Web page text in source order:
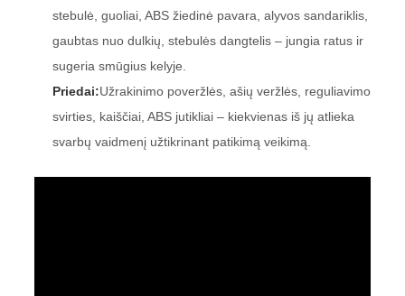
stebulė, guoliai, ABS žiedinė pavara, alyvos sandariklis,
gaubtas nuo dulkių, stebulės dangtelis – jungia ratus ir
sugeria smūgius kelyje.
Priedai:Užrakinimo poveržlės, ašių veržlės, reguliavimo
svirties, kaiščiai, ABS jutikliai – kiekvienas iš jų atlieka
svarbų vaidmenį užtikrinant patikimą veikimą.